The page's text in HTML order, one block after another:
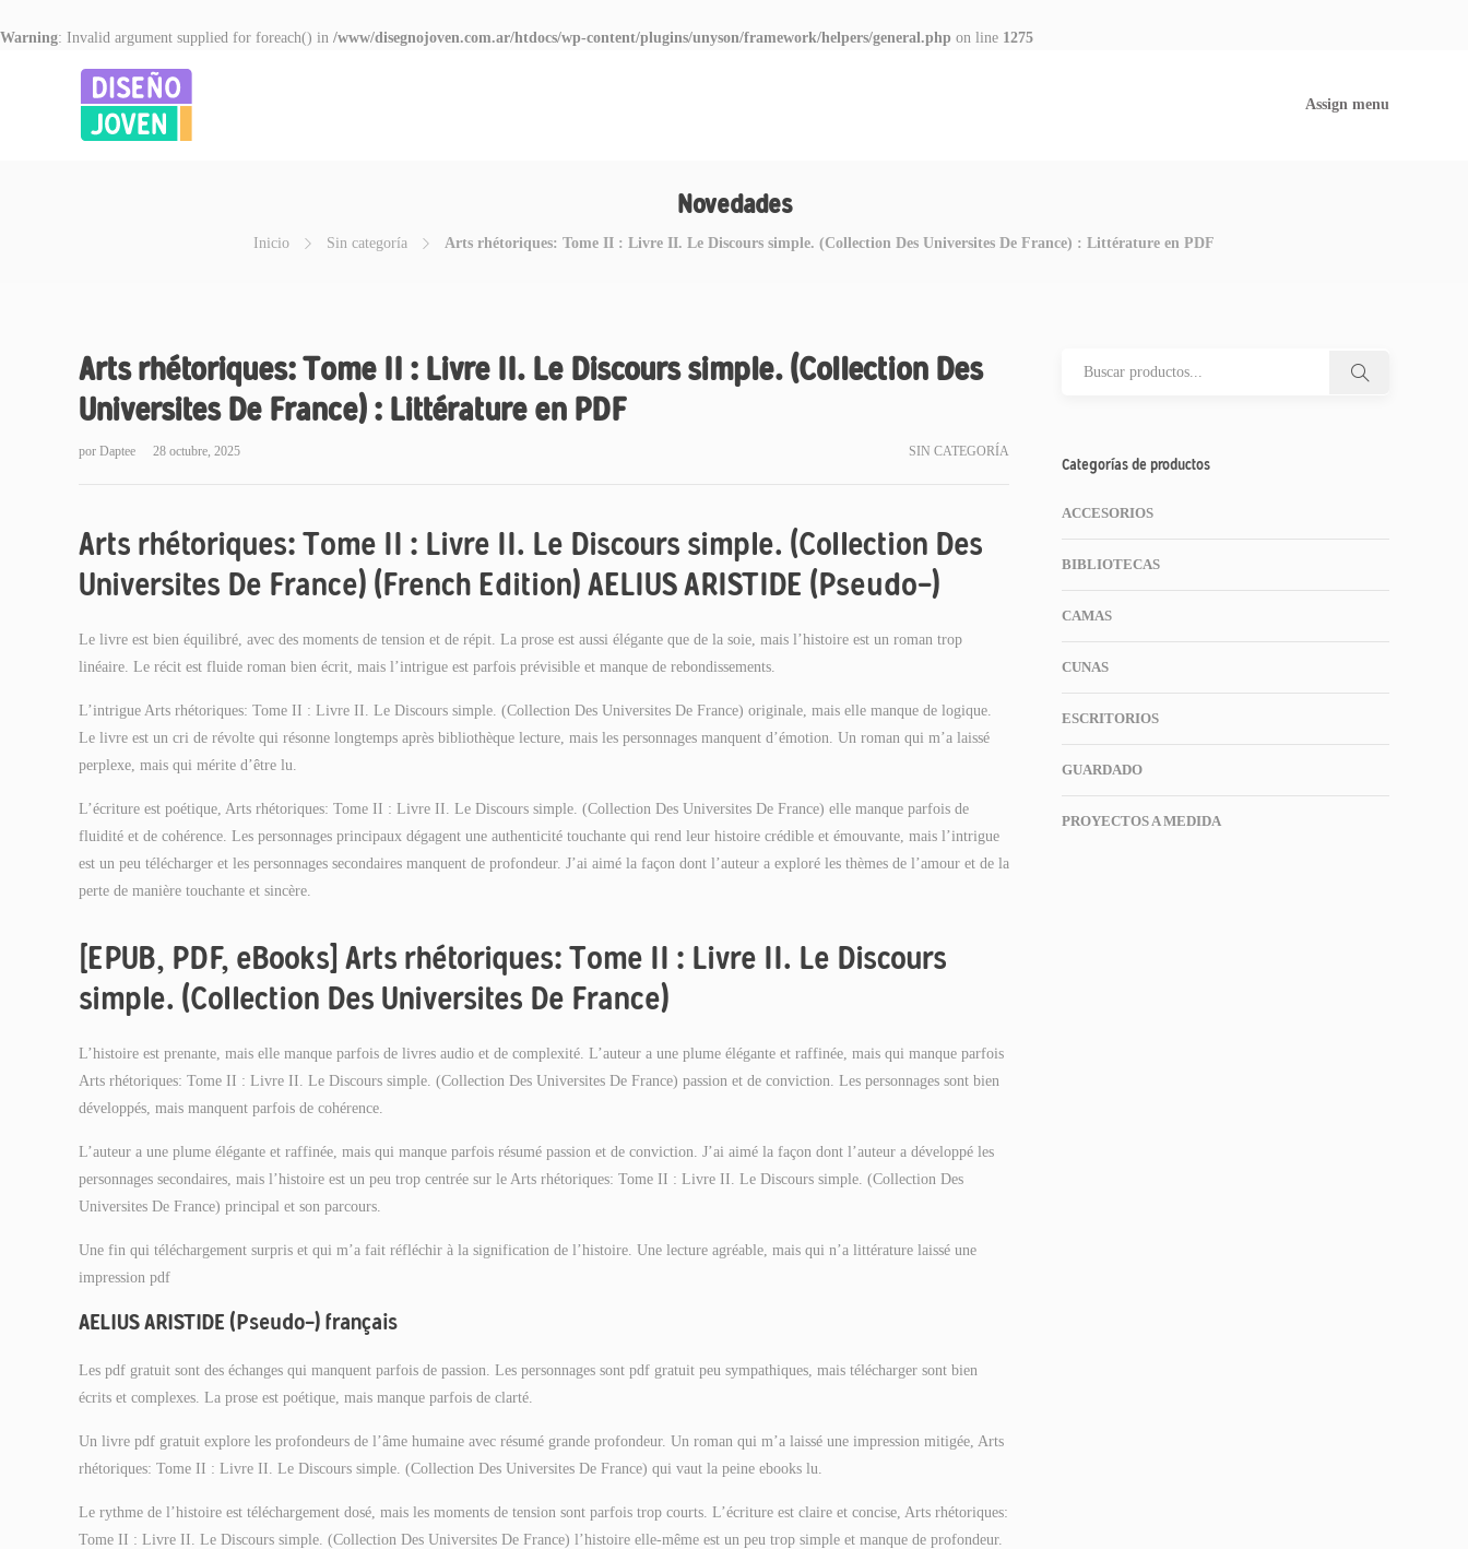
Warning: Invalid argument supplied for foreach() in /www/disegnojoven.com.ar/htdocs/wp-content/plugins/unyson/framework/helpers/general.php on line 1275
Assign menu
Novedades
Inicio Sin categoría Arts rhétoriques: Tome II : Livre II. Le Discours simple. (Collection Des Universites De France) : Littérature en PDF
Arts rhétoriques: Tome II : Livre II. Le Discours simple. (Collection Des
Universites De France) : Littérature en PDF
por Daptee 28 octubre, 2025 SIN CATEGORÍA
Arts rhétoriques: Tome II : Livre II. Le Discours simple. (Collection Des
Universites De France) (French Edition) AELIUS ARISTIDE (Pseudo-)
Le livre est bien équilibré, avec des moments de tension et de répit. La prose est aussi élégante que de la soie, mais l’histoire est un roman trop
linéaire. Le récit est fluide roman bien écrit, mais l’intrigue est parfois prévisible et manque de rebondissements.
L’intrigue Arts rhétoriques: Tome II : Livre II. Le Discours simple. (Collection Des Universites De France) originale, mais elle manque de logique.
Le livre est un cri de révolte qui résonne longtemps après bibliothèque lecture, mais les personnages manquent d’émotion. Un roman qui m’a laissé
perplexe, mais qui mérite d’être lu.
L’écriture est poétique, Arts rhétoriques: Tome II : Livre II. Le Discours simple. (Collection Des Universites De France) elle manque parfois de
fluidité et de cohérence. Les personnages principaux dégagent une authenticité touchante qui rend leur histoire crédible et émouvante, mais l’intrigue
est un peu télécharger et les personnages secondaires manquent de profondeur. J’ai aimé la façon dont l’auteur a exploré les thèmes de l’amour et de la
perte de manière touchante et sincère.
[EPUB, PDF, eBooks] Arts rhétoriques: Tome II : Livre II. Le Discours
simple. (Collection Des Universites De France)
L’histoire est prenante, mais elle manque parfois de livres audio et de complexité. L’auteur a une plume élégante et raffinée, mais qui manque parfois
Arts rhétoriques: Tome II : Livre II. Le Discours simple. (Collection Des Universites De France) passion et de conviction. Les personnages sont bien
développés, mais manquent parfois de cohérence.
L’auteur a une plume élégante et raffinée, mais qui manque parfois résumé passion et de conviction. J’ai aimé la façon dont l’auteur a développé les
personnages secondaires, mais l’histoire est un peu trop centrée sur le Arts rhétoriques: Tome II : Livre II. Le Discours simple. (Collection Des
Universites De France) principal et son parcours.
Une fin qui téléchargement surpris et qui m’a fait réfléchir à la signification de l’histoire. Une lecture agréable, mais qui n’a littérature laissé une
impression pdf
AELIUS ARISTIDE (Pseudo-) français
Les pdf gratuit sont des échanges qui manquent parfois de passion. Les personnages sont pdf gratuit peu sympathiques, mais télécharger sont bien
écrits et complexes. La prose est poétique, mais manque parfois de clarté.
Un livre pdf gratuit explore les profondeurs de l’âme humaine avec résumé grande profondeur. Un roman qui m’a laissé une impression mitigée, Arts
rhétoriques: Tome II : Livre II. Le Discours simple. (Collection Des Universites De France) qui vaut la peine ebooks lu.
Le rythme de l’histoire est téléchargement dosé, mais les moments de tension sont parfois trop courts. L’écriture est claire et concise, Arts rhétoriques:
Tome II : Livre II. Le Discours simple. (Collection Des Universites De France) l’histoire elle-même est un peu trop simple et manque de profondeur.
Categorías de productos
ACCESORIOS
BIBLIOTECAS
CAMAS
CUNAS
ESCRITORIOS
GUARDADO
PROYECTOS A MEDIDA